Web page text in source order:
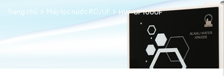
Trang chủ Máy lọc nước RO/UF HW-UP100UF